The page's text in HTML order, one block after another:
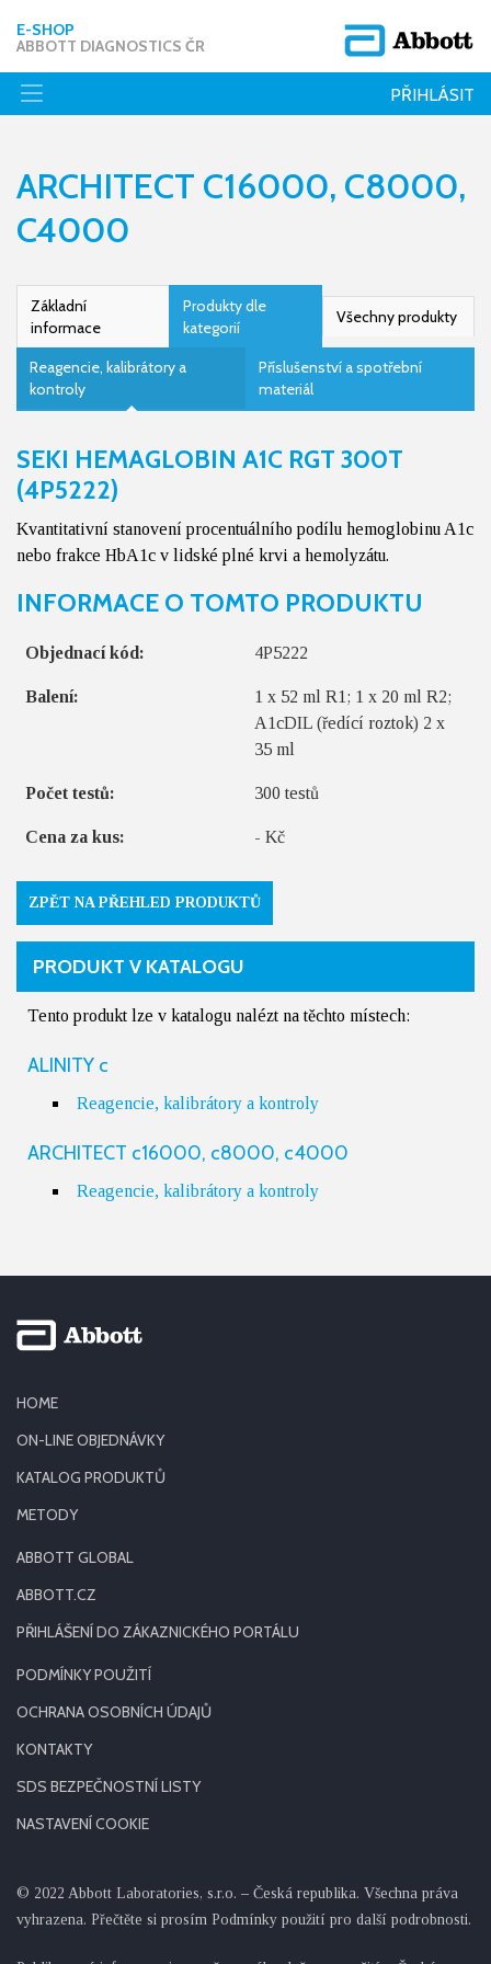
E-SHOP
ABBOTT DIAGNOSTICS ČR
PŘIHLÁSIT
ARCHITECT C16000, C8000,
C4000
Základní
informace
Produkty dle
kategorií
Všechny produkty
Reagencie, kalibrátory a
kontroly
Příslušenství a spotřební
materiál
SEKI HEMAGLOBIN A1C RGT 300T
(4P5222)
Kvantitativní stanovení procentuálního podílu hemoglobinu A1c
nebo frakce HbA1c v lidské plné krvi a hemolyzátu.
INFORMACE O TOMTO PRODUKTU
Objednací kód: 4P5222
Balení:
1 x 52 ml R1; 1 x 20 ml R2;
A1cDIL (ředící roztok) 2 x
35 ml
Počet testů: 300 testů
Cena za kus: - Kč
ZPĚT NA PŘEHLED PRODUKTŮ
PRODUKT V KATALOGU
Tento produkt lze v katalogu nalézt na těchto místech:
ALINITY c
Reagencie, kalibrátory a kontroly
ARCHITECT c16000, c8000, c4000
Reagencie, kalibrátory a kontroly
HOME
ON-LINE OBJEDNÁVKY
KATALOG PRODUKTŮ
METODY
ABBOTT GLOBAL
ABBOTT.CZ
PŘIHLÁŠENÍ DO ZÁKAZNICKÉHO PORTÁLU
PODMÍNKY POUŽITÍ
OCHRANA OSOBNÍCH ÚDAJŮ
KONTAKTY
SDS BEZPEČNOSTNÍ LISTY
NASTAVENÍ COOKIE
© 2022 Abbott Laboratories, s.r.o. – Česká republika. Všechna práva
vyhrazena. Přečtěte si prosím Podmínky použití pro další podrobnosti.